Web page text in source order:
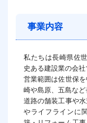
事業内容
私たちは長崎県佐
史ある建設業の会社
営業範囲は佐世保
崎や島原、五島など
道路の舗装工事や
やライフラインに